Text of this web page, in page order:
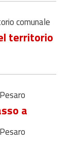
comunale
territorio
a